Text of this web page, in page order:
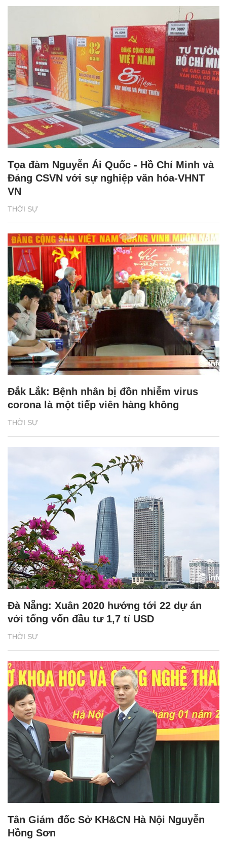
THỜI SỰ
Tọa đàm Nguyễn Ái Quốc - Hồ Chí Minh và
Đảng CSVN với sự nghiệp văn hóa-VHNT
VN
THỜI SỰ
Đắk Lắk: Bệnh nhân bị đồn nhiễm virus
corona là một tiếp viên hàng không
THỜI SỰ
Đà Nẵng: Xuân 2020 hướng tới 22 dự án
với tổng vốn đầu tư 1,7 tỉ USD
Tân Giám đốc Sở KH&CN Hà Nội Nguyễn
Hồng Sơn